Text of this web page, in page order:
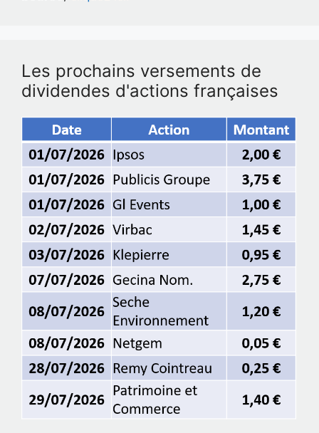
Les prochains versements de
dividendes d'actions françaises